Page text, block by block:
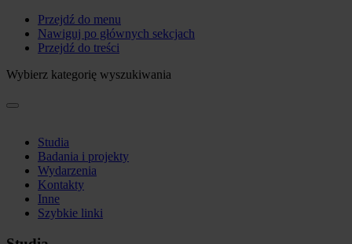
Przejdź do menu
Nawiguj po głównych sekcjach
Przejdź do treści
Wybierz kategorię wyszukiwania
Studia
Badania i projekty
Wydarzenia
Kontakty
Inne
Szybkie linki